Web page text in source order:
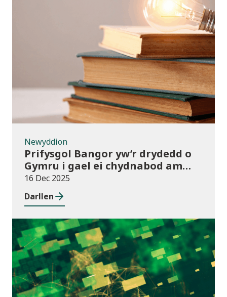
Newyddion
Newyddion
Prifysgol Bangor yw’r drydedd o
Gymru i gael ei chydnabod am
arferion gorau ym maes cwmnïau
deillio
16 Dec 2025
Darllen